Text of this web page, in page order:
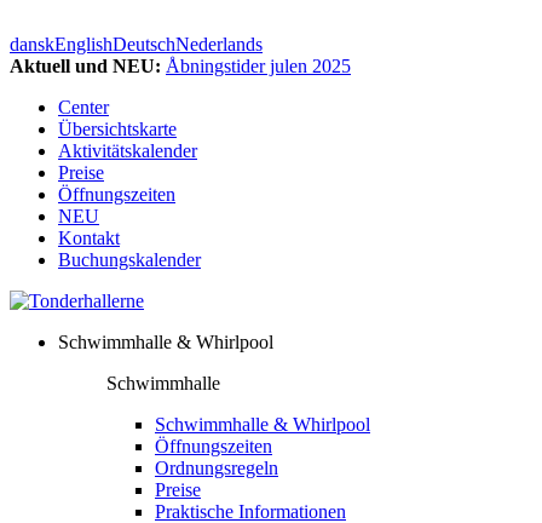
danskEnglishDeutschNederlands
Aktuell und NEU: Åbningstider julen 2025
Center
Übersichtskarte
Aktivitätskalender
Preise
Öffnungszeiten
NEU
Kontakt
Buchungskalender
Schwimmhalle & Whirlpool
Schwimmhalle
Schwimmhalle & Whirlpool
Öffnungszeiten
Ordnungsregeln
Preise
Praktische Informationen